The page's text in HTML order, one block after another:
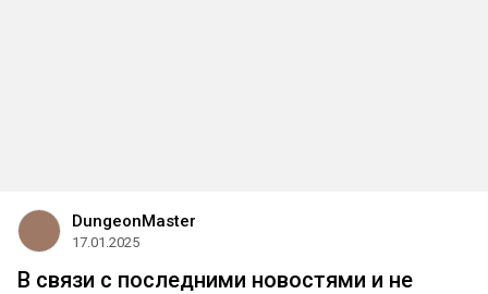
DungeonMaster
17.01.2025
В связи с последними новостями и не